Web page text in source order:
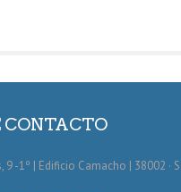
CONTACTO
9 -1º | Edificio Camacho | 38002 ·